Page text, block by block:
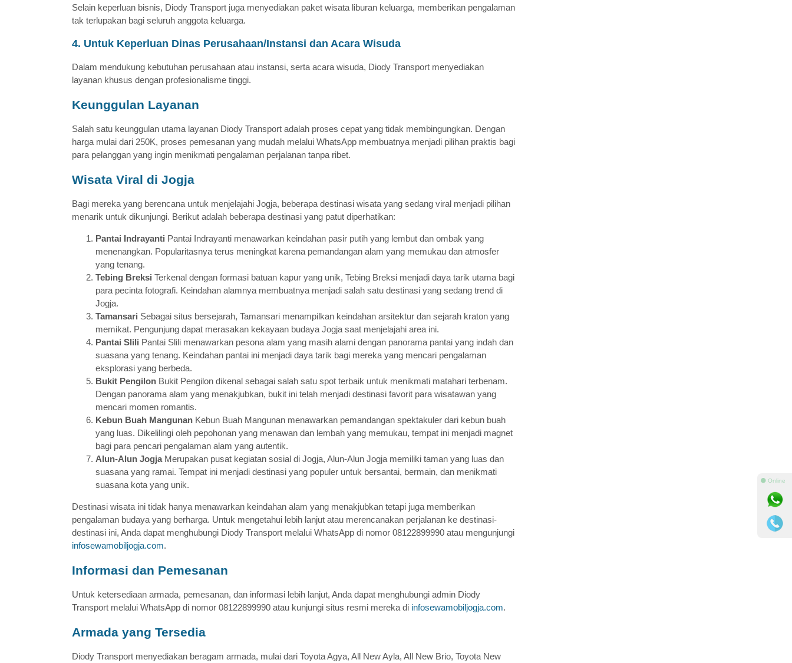
Selain keperluan bisnis, Diody Transport juga menyediakan paket wisata liburan keluarga, memberikan pengalaman
tak terlupakan bagi seluruh anggota keluarga.
4. Untuk Keperluan Dinas Perusahaan/Instansi dan Acara Wisuda
Dalam mendukung kebutuhan perusahaan atau instansi, serta acara wisuda, Diody Transport menyediakan
layanan khusus dengan profesionalisme tinggi.
Keunggulan Layanan
Salah satu keunggulan utama layanan Diody Transport adalah proses cepat yang tidak membingungkan. Dengan
harga mulai dari 250K, proses pemesanan yang mudah melalui WhatsApp membuatnya menjadi pilihan praktis bagi
para pelanggan yang ingin menikmati pengalaman perjalanan tanpa ribet.
Wisata Viral di Jogja
Bagi mereka yang berencana untuk menjelajahi Jogja, beberapa destinasi wisata yang sedang viral menjadi pilihan
menarik untuk dikunjungi. Berikut adalah beberapa destinasi yang patut diperhatikan:
Pantai Indrayanti Pantai Indrayanti menawarkan keindahan pasir putih yang lembut dan ombak yang
menenangkan. Popularitasnya terus meningkat karena pemandangan alam yang memukau dan atmosfer
yang tenang.
Tebing Breksi Terkenal dengan formasi batuan kapur yang unik, Tebing Breksi menjadi daya tarik utama bagi
para pecinta fotografi. Keindahan alamnya membuatnya menjadi salah satu destinasi yang sedang trend di
Jogja.
Tamansari Sebagai situs bersejarah, Tamansari menampilkan keindahan arsitektur dan sejarah kraton yang
memikat. Pengunjung dapat merasakan kekayaan budaya Jogja saat menjelajahi area ini.
Pantai Slili Pantai Slili menawarkan pesona alam yang masih alami dengan panorama pantai yang indah dan
suasana yang tenang. Keindahan pantai ini menjadi daya tarik bagi mereka yang mencari pengalaman
eksplorasi yang berbeda.
Bukit Pengilon Bukit Pengilon dikenal sebagai salah satu spot terbaik untuk menikmati matahari terbenam.
Dengan panorama alam yang menakjubkan, bukit ini telah menjadi destinasi favorit para wisatawan yang
mencari momen romantis.
Kebun Buah Mangunan Kebun Buah Mangunan menawarkan pemandangan spektakuler dari kebun buah
yang luas. Dikelilingi oleh pepohonan yang menawan dan lembah yang memukau, tempat ini menjadi magnet
bagi para pencari pengalaman alam yang autentik.
Alun-Alun JogjaMerupakan pusat kegiatan sosial di Jogja, Alun-Alun Jogja memiliki taman yang luas dan
suasana yang ramai. Tempat ini menjadi destinasi yang populer untuk bersantai, bermain, dan menikmati
suasana kota yang unik.
Destinasi wisata ini tidak hanya menawarkan keindahan alam yang menakjubkan tetapi juga memberikan
pengalaman budaya yang berharga. Untuk mengetahui lebih lanjut atau merencanakan perjalanan ke destinasi-
destinasi ini, Anda dapat menghubungi Diody Transport melalui WhatsApp di nomor 08122899990 atau mengunjungi
infosewamobiljogja.com.
Informasi dan Pemesanan
Untuk ketersediaan armada, pemesanan, dan informasi lebih lanjut, Anda dapat menghubungi admin Diody
Transport melalui WhatsApp di nomor 08122899990 atau kunjungi situs resmi mereka di infosewamobiljogja.com.
Armada yang Tersedia
Diody Transport menyediakan beragam armada, mulai dari Toyota Agya, All New Ayla, All New Brio, Toyota New
⚫ Online